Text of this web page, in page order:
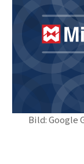
Bild: Google